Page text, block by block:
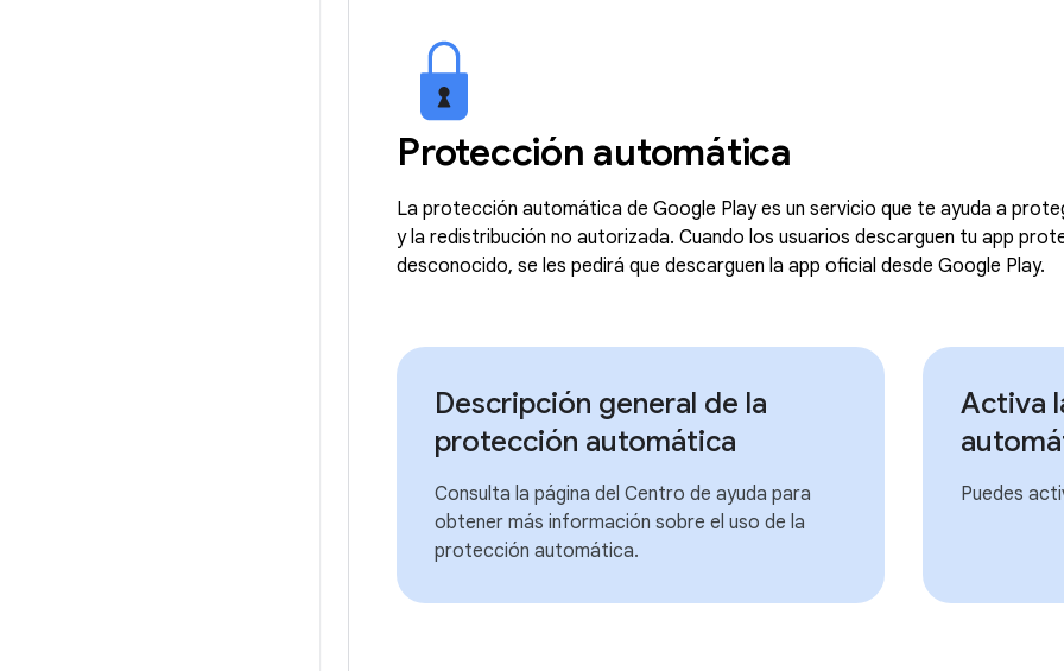
Protección automática
La protección automática de Google Play es un servicio que te ayuda a
y la redistribución no autorizada. Cuando los usuarios descarguen tu app
desconocido, se les pedirá que descarguen la app oficial desde Google Play.
Descripción general de la
protección automática
Consulta la página del Centro de ayuda para
obtener más información sobre el uso de la
protección automática.
Activa
Puedes